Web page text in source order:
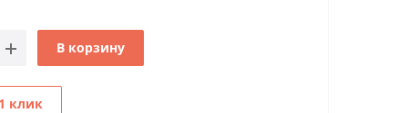
В корзину
клик